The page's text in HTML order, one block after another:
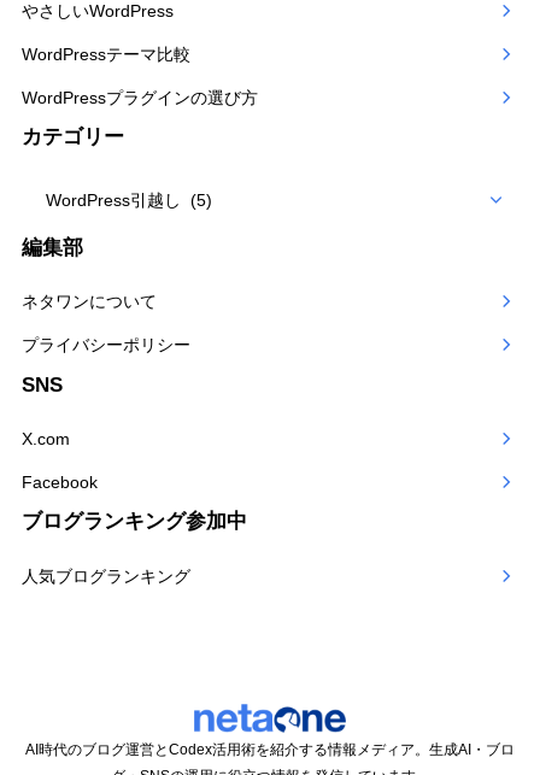
やさしいWordPress
WordPressテーマ比較
WordPressプラグインの選び方
カテゴリー
テ
リー
編集部
ネタワンについて
プライバシーポリシー
SNS
X.com
Facebook
ブログランキング参加中
人気ブログランキング
AI時代のブログ運営とCodex活用術を紹介する情報メディア。生成AI・ブロ